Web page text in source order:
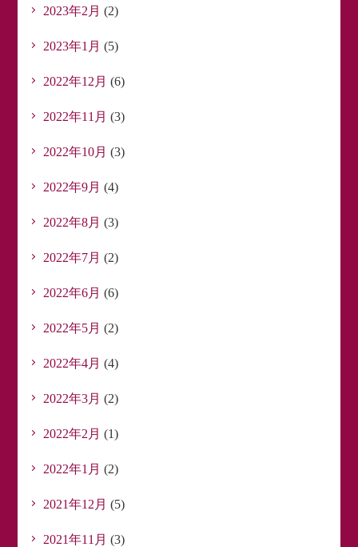
2023年2月 (2)
2023年1月 (5)
2022年12月 (6)
2022年11月 (3)
2022年10月 (3)
2022年9月 (4)
2022年8月 (3)
2022年7月 (2)
2022年6月 (6)
2022年5月 (2)
2022年4月 (4)
2022年3月 (2)
2022年2月 (1)
2022年1月 (2)
2021年12月 (5)
2021年11月 (3)